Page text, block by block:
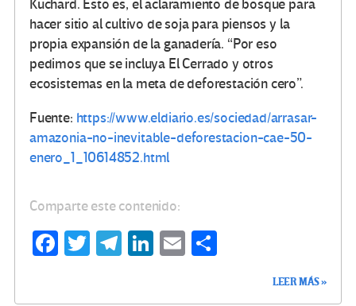
Kuchard. Esto es, el aclaramiento de bosque para
hacer sitio al cultivo de soja para piensos y la
propia expansión de la ganadería. “Por eso
pedimos que se incluya El Cerrado y otros
ecosistemas en la meta de deforestación cero”.
Fuente: https://www.eldiario.es/sociedad/arrasar-
amazonia-no-inevitable-deforestacion-cae-50-
enero_1_10614852.html
Comparte este contenido:
Fa T
Te
Li
E
LEER MÁS »